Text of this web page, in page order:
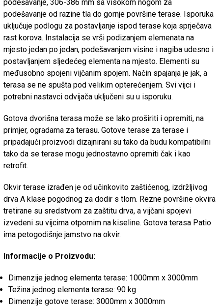
podešavanje, 306-386 mm sa visokom nogom za
podešavanje od razine tla do gornje površine terase. Isporuka
uključuje podlogu za postavljanje ispod terase koja sprječava
rast korova. Instalacija se vrši podizanjem elemenata na
mjesto jedan po jedan, podešavanjem visine i nagiba udesno i
postavljanjem sljedećeg elementa na mjesto. Elementi su
međusobno spojeni vijčanim spojem. Način spajanja je jak, a
terasa se ne spušta pod velikim opterećenjem. Svi vijci i
potrebni nastavci odvijača uključeni su u isporuku.
Gotova dvorišna terasa može se lako proširiti i opremiti, na
primjer, ogradama za terasu. Gotove terase za terase i
pripadajući proizvodi dizajnirani su tako da budu kompatibilni
tako da se terase mogu jednostavno opremiti čak i kao
retrofit.
Okvir terase izrađen je od učinkovito zaštićenog, izdržljivog
drva A klase pogodnog za dodir s tlom. Rezne površine okvira
tretirane su sredstvom za zaštitu drva, a vijčani spojevi
izvedeni su vijcima otpornim na kiseline. Gotova terasa Patio
ima petogodišnje jamstvo na okvir.
Informacije o Proizvodu:
Dimenzije jednog elementa terase: 1000mm x 3000mm
Težina jednog elementa terase: 90 kg
Dimenzije gotove terase: 3000mm x 3000mm